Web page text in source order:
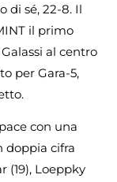
di sé, 22-8. Il
il primo
al centro
per Gara-5,
con una
doppia cifra
(19), Loeppky